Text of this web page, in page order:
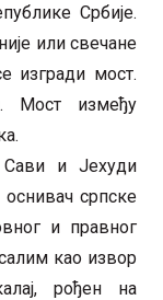
Србије.
или свечане
изгради мост.
Мост између
и Јехуди
оснивач српске
и правног
као извор
рођен на